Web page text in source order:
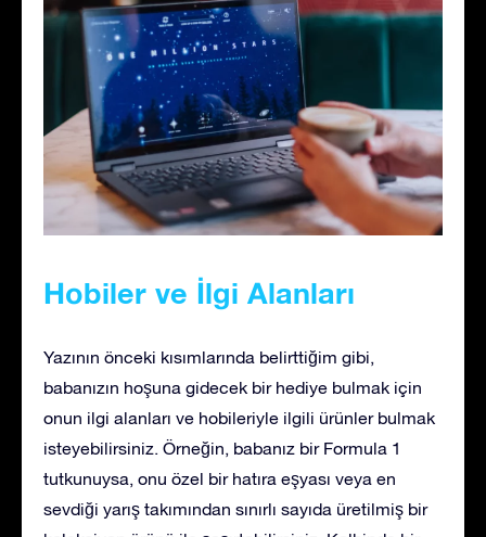
Hobiler ve İlgi Alanları
Yazının önceki kısımlarında belirttiğim gibi,
babanızın hoşuna gidecek bir hediye bulmak için
onun ilgi alanları ve hobileriyle ilgili ürünler bulmak
isteyebilirsiniz. Örneğin, babanız bir Formula 1
tutkunuysa, onu özel bir hatıra eşyası veya en
sevdiği yarış takımından sınırlı sayıda üretilmiş bir